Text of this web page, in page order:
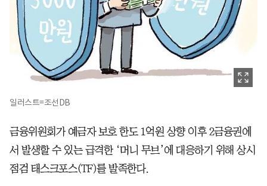
일러스트=조선DB
금융위원회가 예금자 보호 한도 1억원 상향 이후 2금융권에
서 발생할 수 있는 급격한 ‘머니 무브’에 대응하기 위해 상시
점검 태스크포스(TF)를 발족한다.